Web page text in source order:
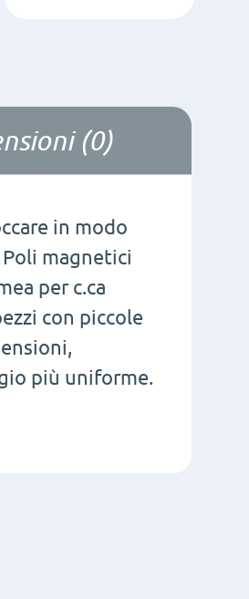
(0)
in modo
Poli magnetici
per c.ca
con piccole
più uniforme.